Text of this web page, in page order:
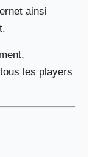
ainsi
les players